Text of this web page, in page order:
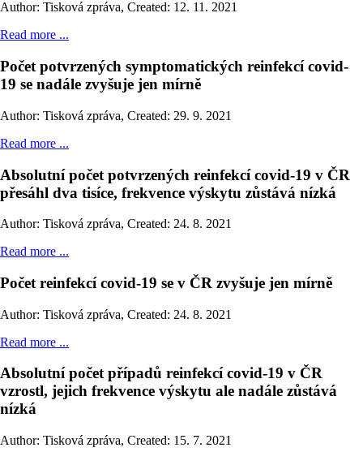
Author: Tisková zpráva, Created: 12. 11. 2021
Read more ...
Počet potvrzených symptomatických reinfekcí covid-
19 se nadále zvyšuje jen mírně
Author: Tisková zpráva, Created: 29. 9. 2021
Read more ...
Absolutní počet potvrzených reinfekcí covid-19 v ČR
přesáhl dva tisíce, frekvence výskytu zůstává nízká
Author: Tisková zpráva, Created: 24. 8. 2021
Read more ...
Počet reinfekcí covid-19 se v ČR zvyšuje jen mírně
Author: Tisková zpráva, Created: 24. 8. 2021
Read more ...
Absolutní počet případů reinfekcí covid-19 v ČR
vzrostl, jejich frekvence výskytu ale nadále zůstává
nízká
Author: Tisková zpráva, Created: 15. 7. 2021